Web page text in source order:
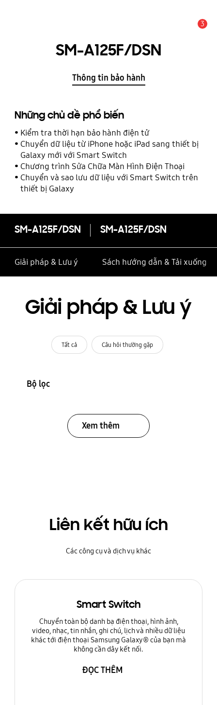
3
SM-A125F/DSN
Thông tin bảo hành
Những chủ đề phổ biến
Kiểm tra thời hạn bảo hành điện tử
Chuyển dữ liệu từ iPhone hoặc iPad sang thiết bị
Galaxy mới với Smart Switch
Chương trình Sửa Chữa Màn Hình Điện Thoại
Chuyển và sao lưu dữ liệu với Smart Switch trên
thiết bị Galaxy
SM-A125F/DSN SM-A125F/DSN
Giải pháp & Lưu ý Sách hướng dẫn & Tải xuống
Giải pháp & Lưu ý
Tất cả Câu hỏi thường gặp
Bộ lọc
Xem thêm
Liên kết hữu ích
Các công cụ và dịch vụ khác
Smart Switch
Chuyển toàn bộ danh bạ điện thoại, hình ảnh,
video, nhạc, tin nhắn, ghi chú, lịch và nhiều dữ liệu
khác tới điện thoại Samsung Galaxy® của bạn mà
không cần dây kết nối.
ĐỌC THÊM